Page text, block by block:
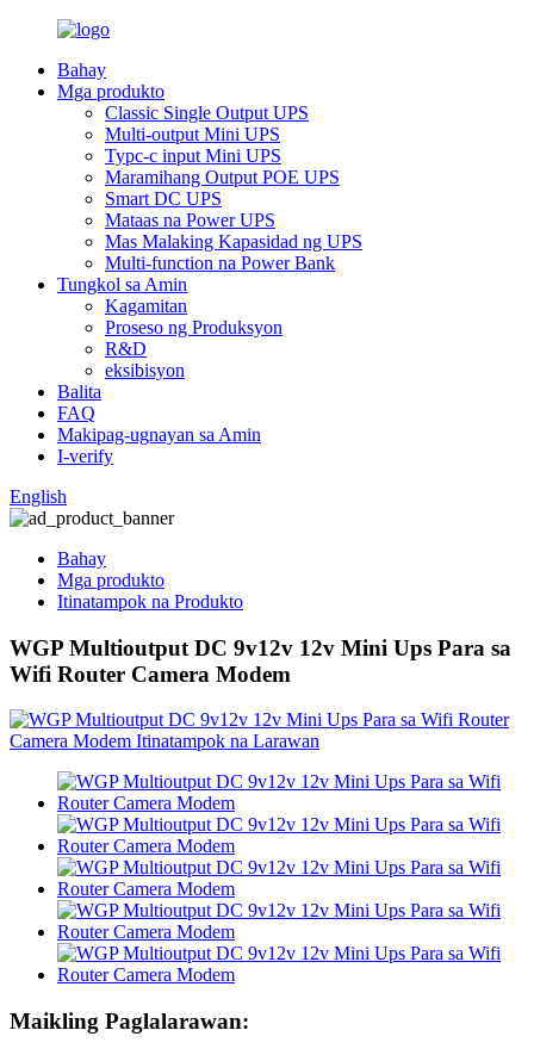
Bahay
Mga produkto
Classic Single Output UPS
Multi-output Mini UPS
Typc-c input Mini UPS
Maramihang Output POE UPS
Smart DC UPS
Mataas na Power UPS
Mas Malaking Kapasidad ng UPS
Multi-function na Power Bank
Tungkol sa Amin
Kagamitan
Proseso ng Produksyon
R&D
eksibisyon
Balita
FAQ
Makipag-ugnayan sa Amin
I-verify
English
Bahay
Mga produkto
Itinatampok na Produkto
WGP Multioutput DC 9v12v 12v Mini Ups Para sa
Wifi Router Camera Modem
Maikling Paglalarawan: